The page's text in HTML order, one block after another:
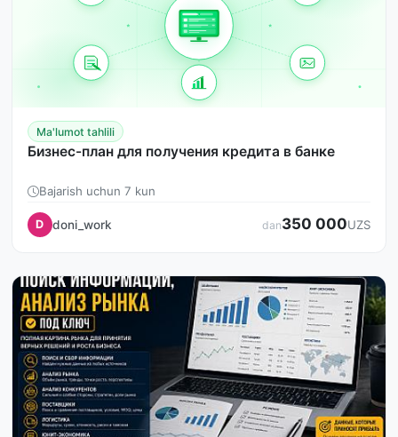
Ma'lumot tahlili
Бизнес-план для получения кредита в банке
Bajarish uchun 7 kun
D doni_work dan350 000UZS